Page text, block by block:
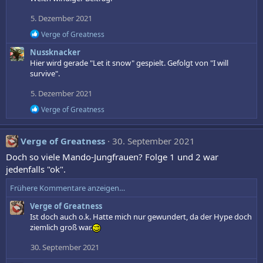
5. Dezember 2021
R
e
a
k
t
o
n
e
n
:
Verge of Greatness
Nussknacker
Hier wird gerade "Let it snow" gespielt. Gefolgt von "I will
survive".
5. Dezember 2021
R
e
a
t
i
n
e
n
:
Verge of Greatness
Verge of Greatness 30. September 2021
Doch so viele Mando-Jungfrauen? Folge 1 und 2 war
jedenfalls "ok".
Frühere Kommentare anzeigen…
Verge of Greatness
Ist doch auch o.k. Hatte mich nur gewundert, da der Hype doch
ziemlich groß war.
30. September 2021